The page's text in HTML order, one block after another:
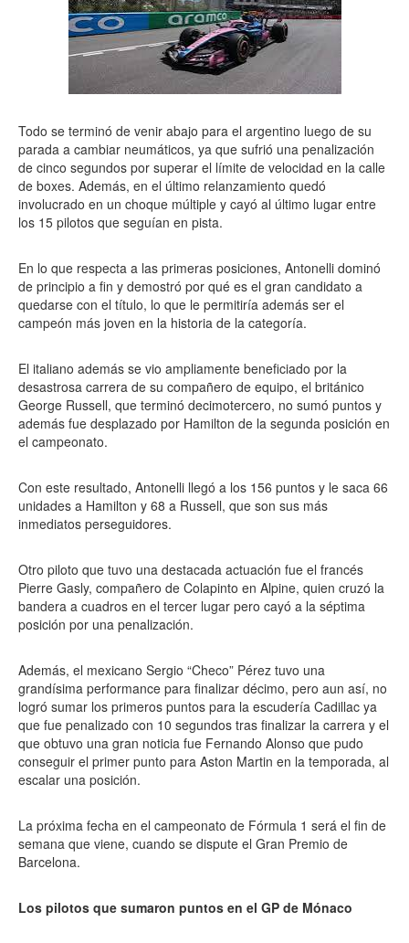
Todo se terminó de venir abajo para el argentino luego de su
parada a cambiar neumáticos, ya que sufrió una penalización
de cinco segundos por superar el límite de velocidad en la calle
de boxes. Además, en el último relanzamiento quedó
involucrado en un choque múltiple y cayó al último lugar entre
los 15 pilotos que seguían en pista.
En lo que respecta a las primeras posiciones, Antonelli dominó
de principio a fin y demostró por qué es el gran candidato a
quedarse con el título, lo que le permitiría además ser el
campeón más joven en la historia de la categoría.
El italiano además se vio ampliamente beneficiado por la
desastrosa carrera de su compañero de equipo, el británico
George Russell, que terminó decimotercero, no sumó puntos y
además fue desplazado por Hamilton de la segunda posición en
el campeonato.
Con este resultado, Antonelli llegó a los 156 puntos y le saca 66
unidades a Hamilton y 68 a Russell, que son sus más
inmediatos perseguidores.
Otro piloto que tuvo una destacada actuación fue el francés
Pierre Gasly, compañero de Colapinto en Alpine, quien cruzó la
bandera a cuadros en el tercer lugar pero cayó a la séptima
posición por una penalización.
Además, el mexicano Sergio “Checo” Pérez tuvo una
grandísima performance para finalizar décimo, pero aun así, no
logró sumar los primeros puntos para la escudería Cadillac ya
que fue penalizado con 10 segundos tras finalizar la carrera y el
que obtuvo una gran noticia fue Fernando Alonso que pudo
conseguir el primer punto para Aston Martin en la temporada, al
escalar una posición.
La próxima fecha en el campeonato de Fórmula 1 será el fin de
semana que viene, cuando se dispute el Gran Premio de
Barcelona.
Los pilotos que sumaron puntos en el GP de Mónaco